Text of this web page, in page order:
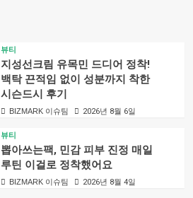
뷰티
지성선크림 유목민 드디어 정착!
백탁 끈적임 없이 성분까지 착한
시슨드시 후기
BIZMARK 이슈팀 2026년 8월 6일
뷰티
뽑아쓰는팩, 민감 피부 진정 매일
루틴 이걸로 정착했어요
BIZMARK 이슈팀 2026년 8월 4일